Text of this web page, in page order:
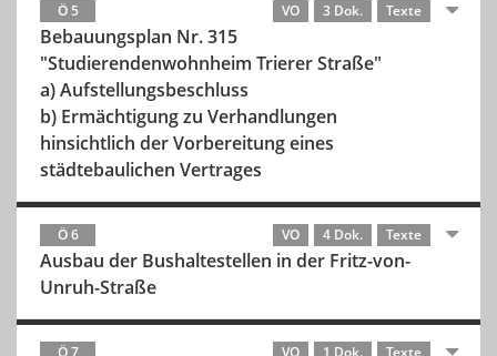
Ö 5 VO 3 Dok. Texte
Bebauungsplan Nr. 315
"Studierendenwohnheim Trierer Straße"
a) Aufstellungsbeschluss
b) Ermächtigung zu Verhandlungen
hinsichtlich der Vorbereitung eines
städtebaulichen Vertrages
Ö 6 VO 4 Dok. Texte
Ausbau der Bushaltestellen in der Fritz-von-
Unruh-Straße
Ö 7 VO 1 Dok. Texte